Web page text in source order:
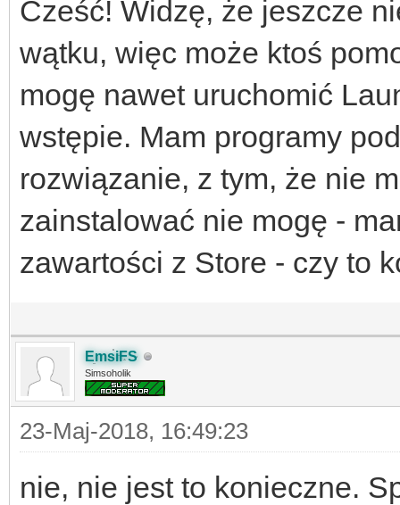
Cześć! Widzę, że jeszcze
wątku, więc może ktoś
mogę nawet uruchomić
wstępie. Mam programy
rozwiązanie, z tym, że nie
zainstalować nie mogę -
zawartości z Store - czy to
EmsiFS
Simsoholik
23-Maj-2018, 16:49:23
nie, nie jest to konieczne.